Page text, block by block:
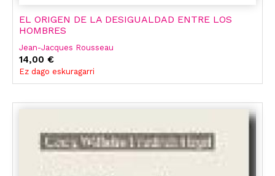
EL ORIGEN DE LA DESIGUALDAD ENTRE LOS
HOMBRES
Jean-Jacques Rousseau
14,00 €
Ez dago eskuragarri